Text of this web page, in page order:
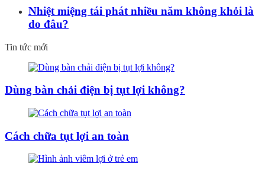
Nhiệt miệng tái phát nhiều năm không khỏi là
do đâu?
Tin tức mới
Dùng bàn chải điện bị tụt lợi không?
Cách chữa tụt lợi an toàn